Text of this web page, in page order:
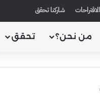
شاركنا تحقق
من نحن؟ تحقق